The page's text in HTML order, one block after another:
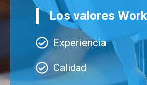
Los valores
Experiencia
Calidad